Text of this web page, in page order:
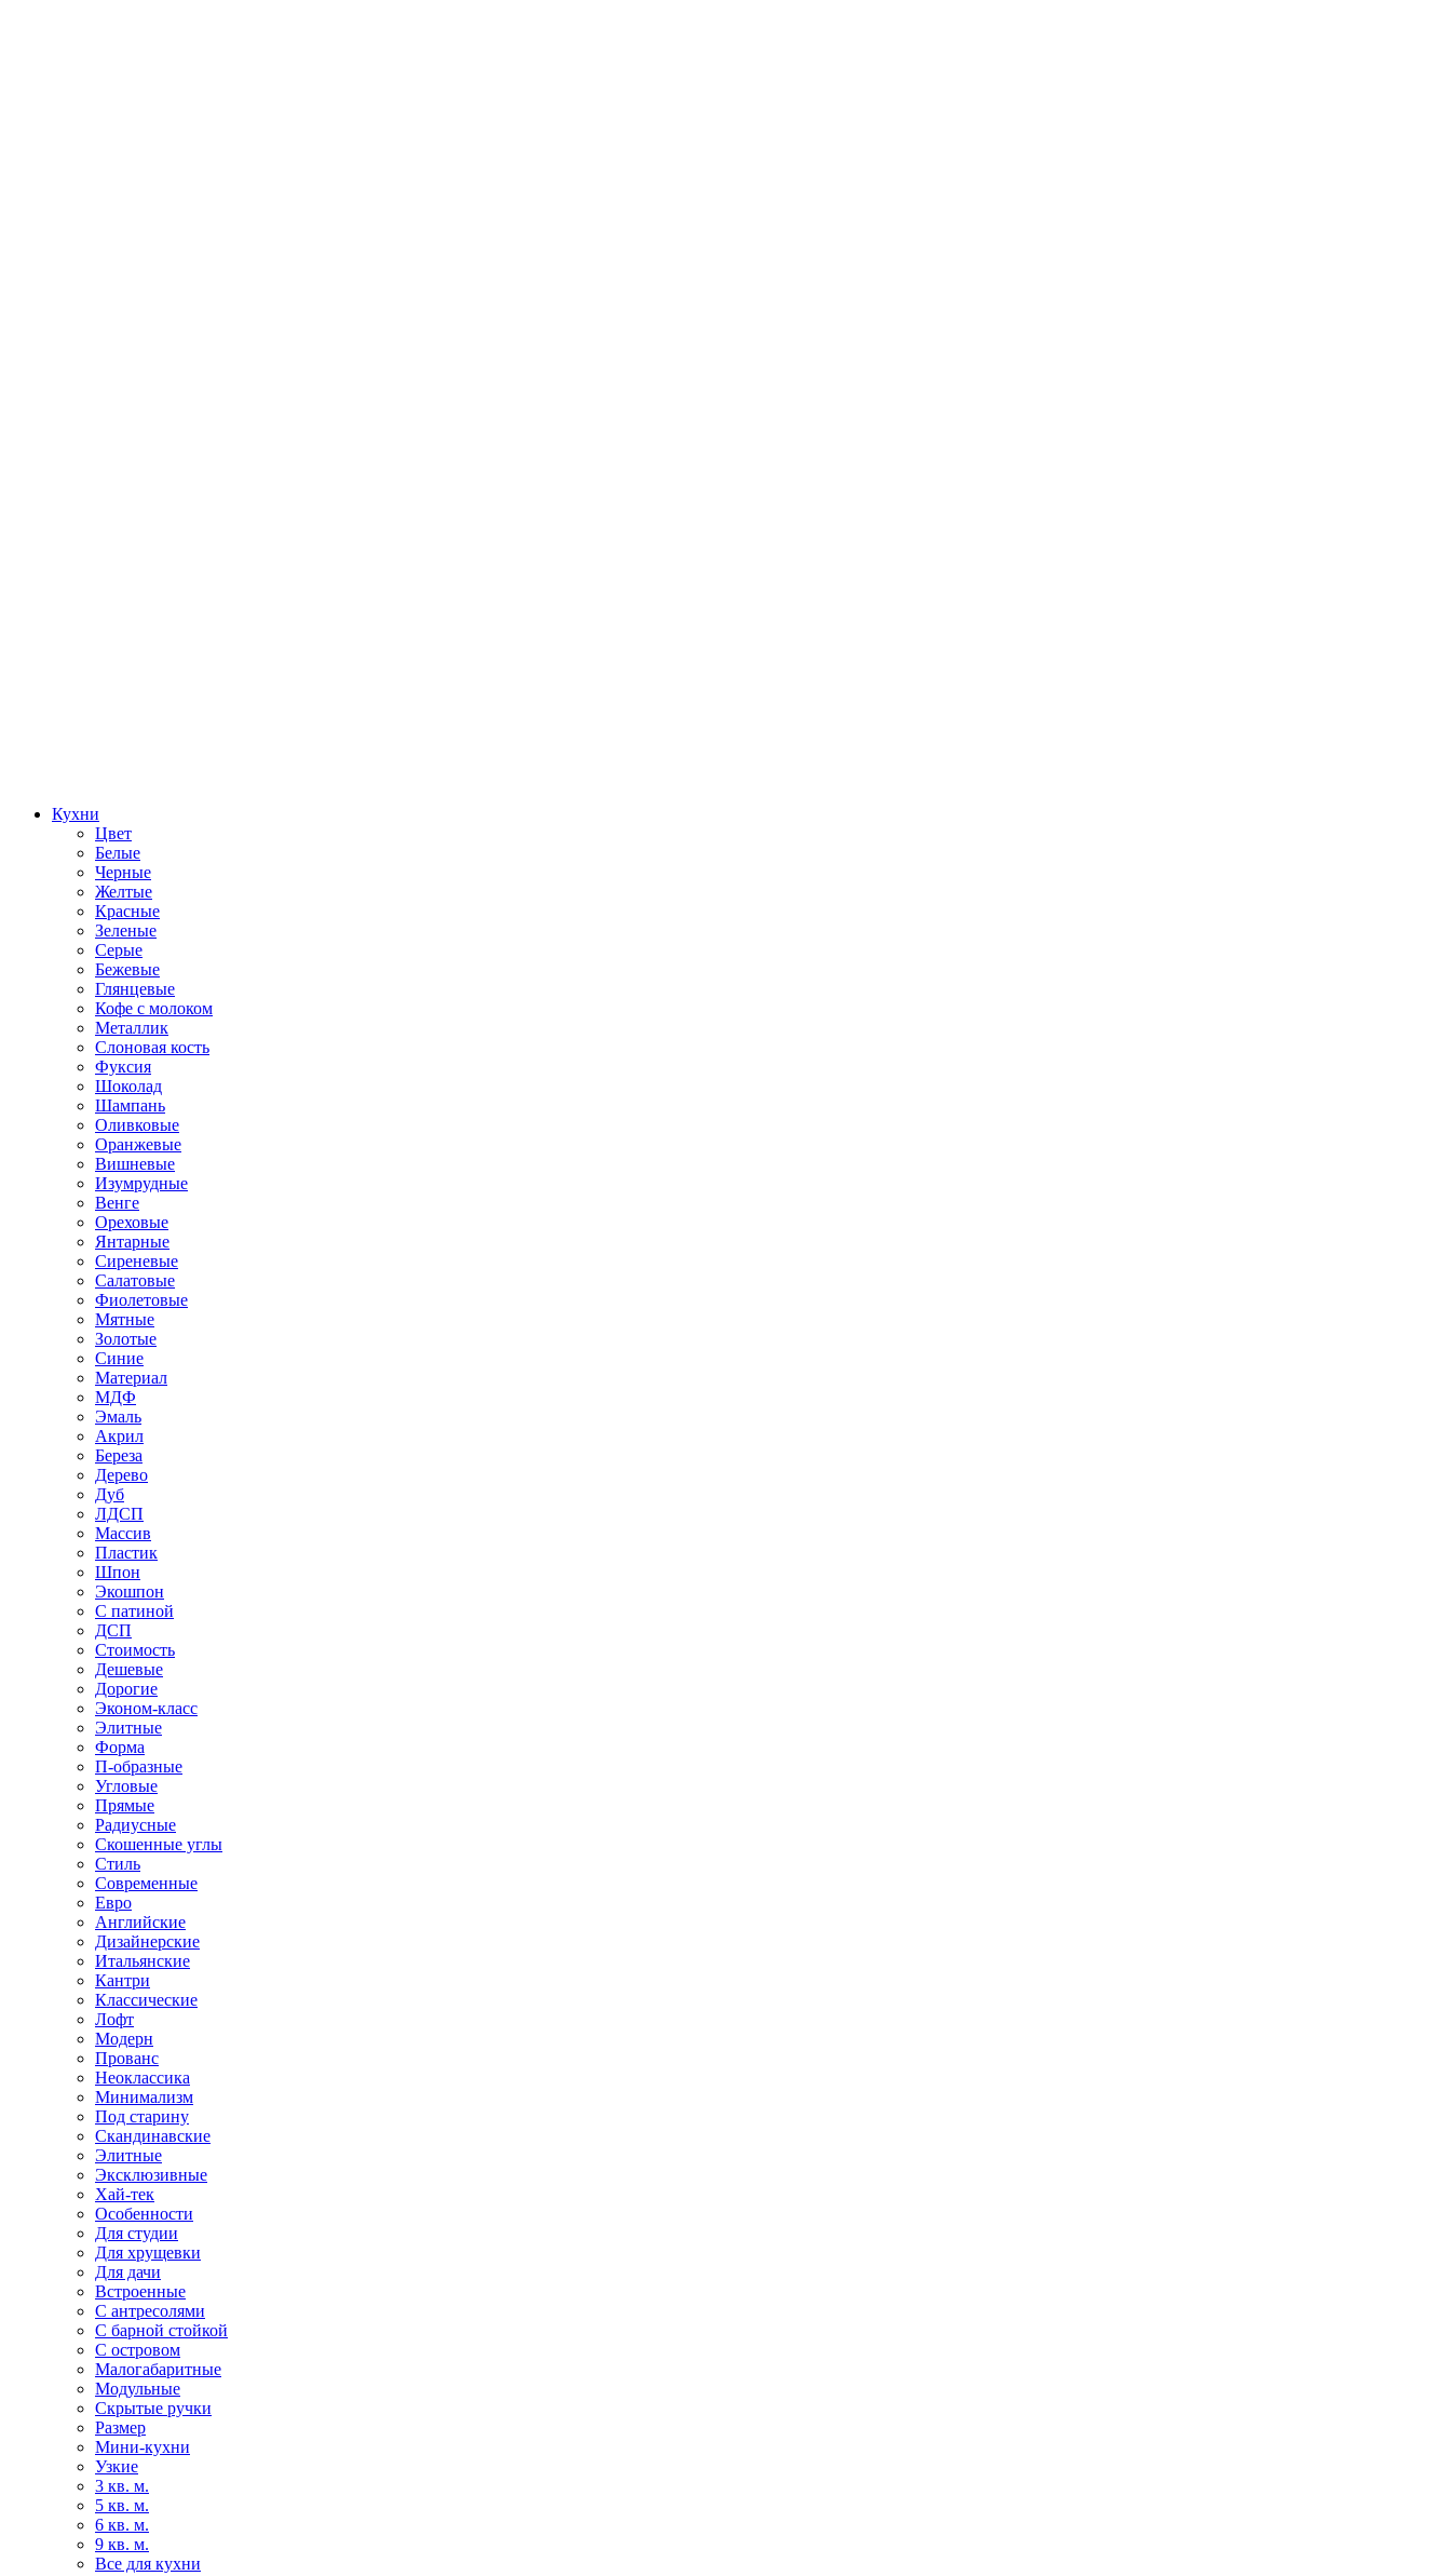
Кухни
Цвет
Белые
Черные
Желтые
Красные
Зеленые
Серые
Бежевые
Глянцевые
Кофе с молоком
Металлик
Слоновая кость
Фуксия
Шоколад
Шампань
Оливковые
Оранжевые
Вишневые
Изумрудные
Венге
Ореховые
Янтарные
Сиреневые
Салатовые
Фиолетовые
Мятные
Золотые
Синие
Материал
МДФ
Эмаль
Акрил
Береза
Дерево
Дуб
ЛДСП
Массив
Пластик
Шпон
Экошпон
С патиной
ДСП
Стоимость
Дешевые
Дорогие
Эконом-класс
Элитные
Форма
П-образные
Угловые
Прямые
Радиусные
Скошенные углы
Стиль
Современные
Евро
Английские
Дизайнерские
Итальянские
Кантри
Классические
Лофт
Модерн
Прованс
Неоклассика
Минимализм
Под старину
Скандинавские
Элитные
Эксклюзивные
Хай-тек
Особенности
Для студии
Для хрущевки
Для дачи
Встроенные
С антресолями
С барной стойкой
С островом
Малогабаритные
Модульные
Скрытые ручки
Размер
Мини-кухни
Узкие
3 кв. м.
5 кв. м.
6 кв. м.
9 кв. м.
Все для кухни